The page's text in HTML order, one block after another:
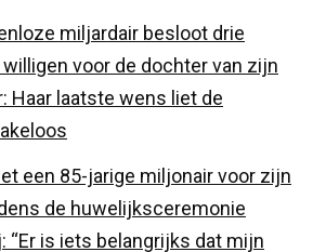
miljardair besloot drie
voor de dochter van zijn
Haar laatste wens liet de
een 85-jarige miljonair voor zijn
de huwelijksceremonie
“Er is iets belangrijks dat mijn